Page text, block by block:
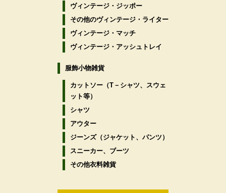
ヴィンテージ・ジッポー
その他のヴィンテージ・ライター
ヴィンテージ・マッチ
ヴィンテージ・アッシュトレイ
服飾小物雑貨
カットソー（T－シャツ、スウェ
ット等）
シャツ
アウター
ジーンズ（ジャケット、パンツ）
スニーカー、ブーツ
その他衣料雑貨